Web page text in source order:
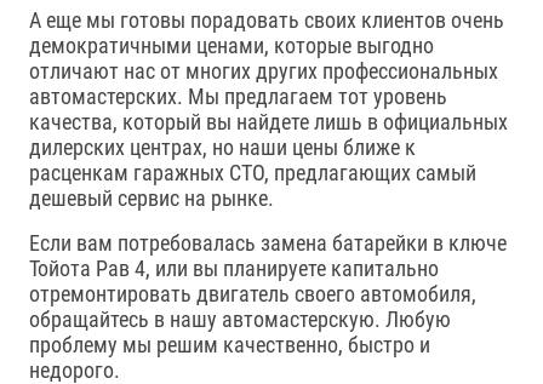
А еще мы готовы порадовать своих клиентов очень
демократичными ценами, которые выгодно
отличают нас от многих других профессиональных
автомастерских. Мы предлагаем тот уровень
качества, который вы найдете лишь в официальных
дилерских центрах, но наши цены ближе к
расценкам гаражных СТО, предлагающих самый
дешевый сервис на рынке.
Если вам потребовалась замена батарейки в ключе
Тойота Рав 4, или вы планируете капитально
отремонтировать двигатель своего автомобиля,
обращайтесь в нашу автомастерскую. Любую
проблему мы решим качественно, быстро и
недорого.